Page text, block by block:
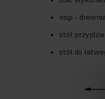
nogi -
stół
stół do